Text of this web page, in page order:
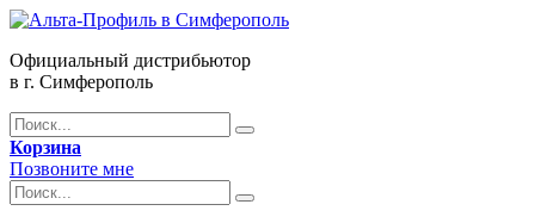
Официальный дистрибьютор
в г. Симферополь
Корзина
Позвоните мне